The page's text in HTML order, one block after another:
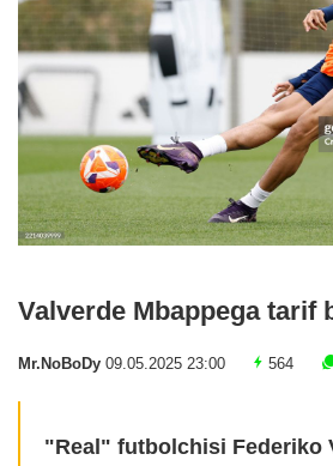
Valverde Mbappega tarif
Mr.NoBoDy 09.05.2025 23:00 564
"Real" futbolchisi Federiko